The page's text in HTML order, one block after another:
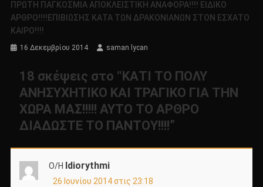
ΠΡΩΤΗ ΠΑΓΚΟΣΜΙΑ ΑΠΟΚΛΕΙΣΤΙΚΗ ΑΝΑΦΟΡΑ!!!! ΕΙΔΙΚΟ
ΑΡΘΡΟ!!!!ΕΠΙΒΙΩΣΗΣ ΚΑΤΑ ΤΩΝ ΔΡΑΚΟΝΙΑΝΩΝ ΣΤΟΝ ΕΣΧΑΤΟ
ΚΑΙΡΟ!!!!
16 Δεκεμβρίου 2014 saman lycan
18 σκέψεις στο “ΚΑΤΙ ΤΟ ΠΟΛΥ
ΑΝΗΣΥΧΗΤΙΚΟ ΚΑΙ ΤΡΑΓΙΚΟ ΓΙΑ ΤΗΝ
ΧΩΡΑ ΜΑΣ!!!!! ΑΥΤΟ ΤΟ ΑΡΘΡΟ
ΔΙΑΔΩΣΤΕ ΤΟ ΠΑΝΤΟΥ!!!!”
Ο/Η Idiorythmi
26 Ιουνίου 2014 στις 23:18